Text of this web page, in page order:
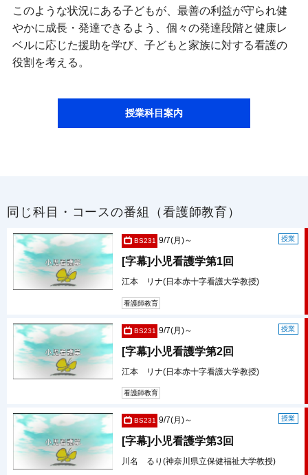
このような状況にある子どもが、最善の利益が守られ健
やかに成長・発達できるよう、個々の発達段階と健康レ
ベルに応じた援助を学び、子どもと家族に対する看護の
役割を考える。
授業科目案内
同じ科目・コースの番組（看護師教育）
BS231 授業
9/7(月)～
[字幕]小児看護学第1回
江本 リナ(日本赤十字看護大学教授)
看護師教育
BS231 授業
9/7(月)～
[字幕]小児看護学第2回
江本 リナ(日本赤十字看護大学教授)
看護師教育
BS231 授業
9/7(月)～
[字幕]小児看護学第3回
川名 るり(神奈川県立保健福祉大学教授)